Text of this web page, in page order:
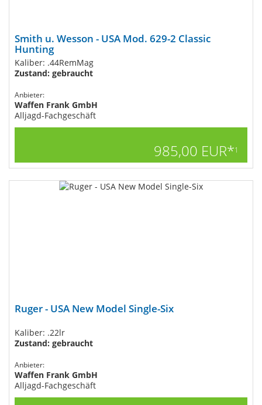
Smith u. Wesson - USA Mod. 629-2 Classic
Hunting
Kaliber: .44RemMag
Zustand: gebraucht
Anbieter:
Waffen Frank GmbH
Alljagd-Fachgeschäft
985,00 EUR*1
Ruger - USA New Model Single-Six
Kaliber: .22lr
Zustand: gebraucht
Anbieter:
Waffen Frank GmbH
Alljagd-Fachgeschäft